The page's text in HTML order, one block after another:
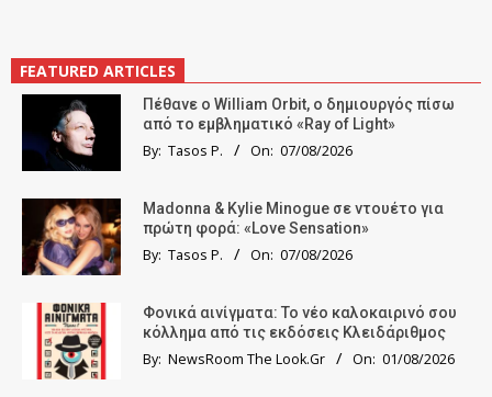
FEATURED ARTICLES
Πέθανε ο William Orbit, ο δημιουργός πίσω
από το εμβληματικό «Ray of Light»
By: Tasos P. On: 07/08/2026
Madonna & Kylie Minogue σε ντουέτο για
πρώτη φορά: «Love Sensation»
By: Tasos P. On: 07/08/2026
Φονικά αινίγματα: Το νέο καλοκαιρινό σου
κόλλημα από τις εκδόσεις Κλειδάριθμος
By: NewsRoom The Look.Gr On: 01/08/2026